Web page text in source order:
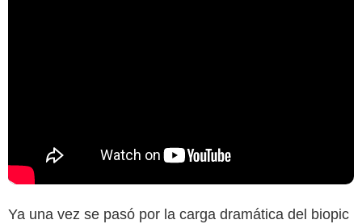
Ya una vez se pasó por la carga dramática del biopic